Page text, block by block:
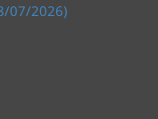
07/2026)